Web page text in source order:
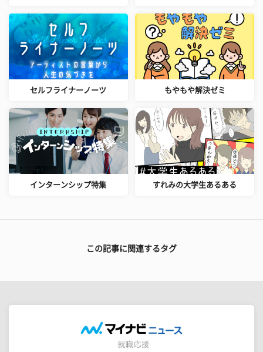
セルフライナーノーツ もやもや解決ゼミ
インターンシップ特集 すれみの大学生あるある
この記事に関連するタグ